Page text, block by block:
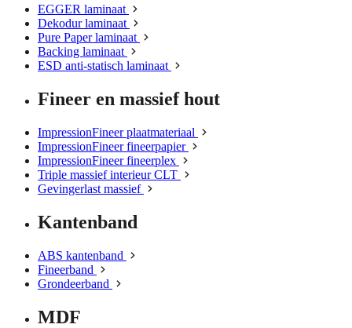
EGGER laminaat
Dekodur laminaat
Pure Paper laminaat
Backing laminaat
ESD anti-statisch laminaat
Fineer en massief hout
ImpressionFineer plaatmateriaal
ImpressionFineer fineerpapier
ImpressionFineer fineerplex
Triple massief interieur CLT
Gevingerlast massief
Kantenband
ABS kantenband
Fineerband
Grondeerband
MDF